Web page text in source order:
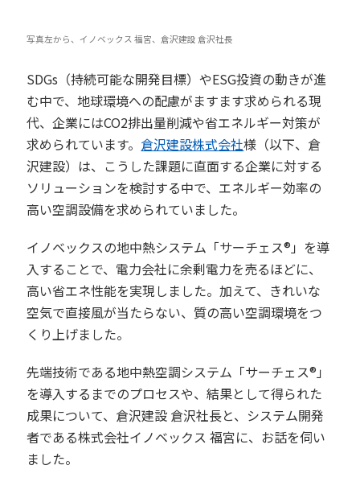
写真左から、イノベックス 福宮、倉沢建設 倉沢社長
SDGs（持続可能な開発目標）やESG投資の動きが進
む中で、地球環境への配慮がますます求められる現
代、企業にはCO2排出量削減や省エネルギー対策が
求められています。 倉沢建設株式会社様（以下、倉
沢建設）は、こうした課題に直面する企業に対する
ソリューションを検討する中で、エネルギー効率の
高い空調設備を求められていました。
イノベックスの地中熱システム「サーチェス®」を導
入することで、電力会社に余剰電力を売るほどに、
高い省エネ性能を実現しました。加えて、きれいな
空気で直接風が当たらない、質の高い空調環境をつ
くり上げました。
先端技術である地中熱空調システム「サーチェス®」
を導入するまでのプロセスや、結果として得られた
成果について、倉沢建設 倉沢社長と、システム開発
者である株式会社イノベックス 福宮に、お話を伺い
ました。